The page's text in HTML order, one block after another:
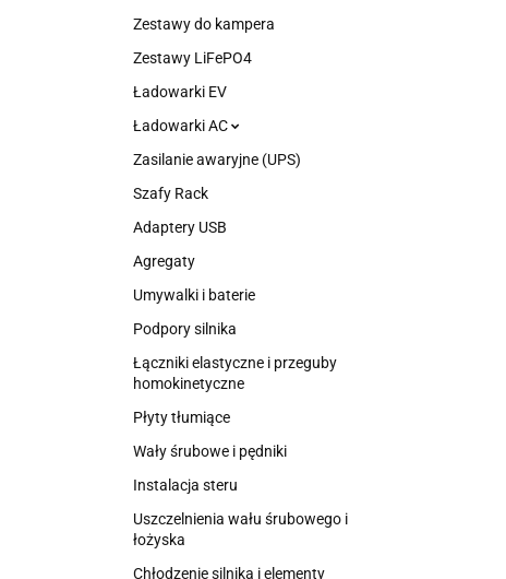
Zestawy do kampera
Zestawy LiFePO4
Ładowarki EV
Ładowarki AC
Zasilanie awaryjne (UPS)
Szafy Rack
Adaptery USB
Agregaty
Umywalki i baterie
Podpory silnika
Łączniki elastyczne i przeguby
homokinetyczne
Płyty tłumiące
Wały śrubowe i pędniki
Instalacja steru
Uszczelnienia wału śrubowego i
łożyska
Chłodzenie silnika i elementy